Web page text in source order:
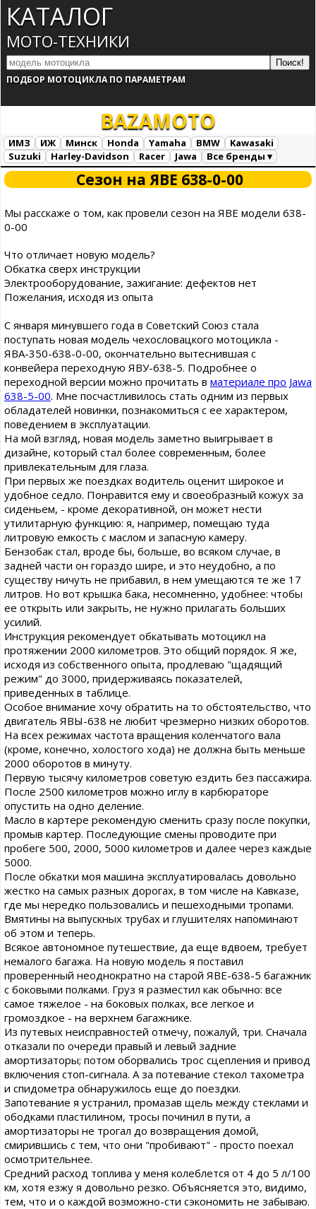
КАТАЛОГ
МОТО-ТЕХНИКИ
ПОДБОР МОТОЦИКЛА ПО ПАРАМЕТРАМ
BAZAMOTO
ИМЗ ИЖ Минск Honda Yamaha BMW
Kawasaki
Suzuki
Harley-Davidson Racer Jawa
Все бренды ▾
Все марки
Загрузка...
Сезон на ЯВЕ 638-0-00
Мы расскаже о том, как провели сезон на ЯВЕ модели 638-
0-00
Что отличает новую модель?
Обкатка сверх инструкции
Электрооборудование, зажигание: дефектов нет
Пожелания, исходя из опыта
С января минувшего года в Советский Союз стала
поступать новая модель чехословацкого мотоцикла -
ЯВА-350-638-0-00, окончательно вытеснившая с
конвейера переходную ЯВУ-638-5. Подробнее о
переходной версии можно прочитать в материале про Jawa
638-5-00. Мне посчастливилось стать одним из первых
обладателей новинки, познакомиться с ее характером,
поведением в эксплуатации.
На мой взгляд, новая модель заметно выигрывает в
дизайне, который стал более современным, более
привлекательным для глаза.
При первых же поездках водитель оценит широкое и
удобное седло. Понравится ему и своеобразный кожух за
сиденьем, - кроме декоративной, он может нести
утилитарную функцию: я, например, помещаю туда
литровую емкость с маслом и запасную камеру.
Бензобак стал, вроде бы, больше, во всяком случае, в
задней части он гораздо шире, и это неудобно, а по
существу ничуть не прибавил, в нем умещаются те же 17
литров. Но вот крышка бака, несомненно, удобнее: чтобы
ее открыть или закрыть, не нужно прилагать больших
усилий.
Инструкция рекомендует обкатывать мотоцикл на
протяжении 2000 километров. Это общий порядок. Я же,
исходя из собственного опыта, продлеваю "щадящий
режим" до 3000, придерживаясь показателей,
приведенных в таблице.
Особое внимание хочу обратить на то обстоятельство, что
двигатель ЯВЫ-638 не любит чрезмерно низких оборотов.
На всех режимах частота вращения коленчатого вала
(кроме, конечно, холостого хода) не должна быть меньше
2000 оборотов в минуту.
Первую тысячу километров советую ездить без пассажира.
После 2500 километров можно иглу в карбюраторе
опустить на одно деление.
Масло в картере рекомендую сменить сразу после покупки,
промыв картер. Последующие смены проводите при
пробеге 500, 2000, 5000 километров и далее через каждые
5000.
После обкатки моя машина эксплуатировалась довольно
жестко на самых разных дорогах, в том числе на Кавказе,
где мы нередко пользовались и пешеходными тропами.
Вмятины на выпускных трубах и глушителях напоминают
об этом и теперь.
Всякое автономное путешествие, да еще вдвоем, требует
немалого багажа. На новую модель я поставил
проверенный неоднократно на старой ЯВЕ-638-5 багажник
с боковыми полками. Груз я разместил как обычно: все
самое тяжелое - на боковых полках, все легкое и
громоздкое - на верхнем багажнике.
Из путевых неисправностей отмечу, пожалуй, три. Сначала
отказали по очереди правый и левый задние
амортизаторы; потом оборвались трос сцепления и привод
включения стоп-сигнала. А за потевание стекол тахометра
и спидометра обнаружилось еще до поездки.
Запотевание я устранил, промазав щель между стеклами и
ободками пластилином, тросы починил в пути, а
амортизаторы не трогал до возвращения домой,
смирившись с тем, что они "пробивают" - просто поехал
осмотрительнее.
Средний расход топлива у меня колеблется от 4 до 5 л/100
км, хотя езжу я довольно резко. Объясняется это, видимо,
тем, что и о каждой возможно-сти сэкономить не забываю.